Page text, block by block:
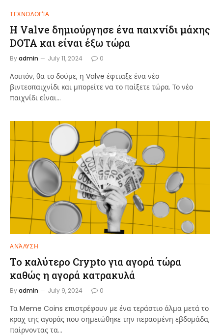
ΤΕΧΝΟΛΟΓΊΑ
Η Valve δημιούργησε ένα παιχνίδι μάχης
DOTA και είναι έξω τώρα
Byadmin July 11, 2024 0
Λοιπόν, θα το δούμε, η Valve έφτιαξε ένα νέο
βιντεοπαιχνίδι και μπορείτε να το παίξετε τώρα. Το νέο
παιχνίδι είναι…
ΑΝΆΛΥΣΗ
Το καλύτερο Crypto για αγορά τώρα
καθώς η αγορά κατρακυλά
Byadmin July 9, 2024 0
Τα Meme Coins επιστρέφουν με ένα τεράστιο άλμα μετά το
κραχ της αγοράς που σημειώθηκε την περασμένη εβδομάδα,
παίρνοντας τα…